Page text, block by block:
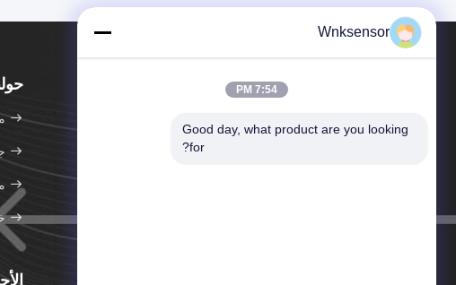
الهاتف：86-551-65369660
Wnksensor
7:54 PM
Good day, what product are you looking
for?